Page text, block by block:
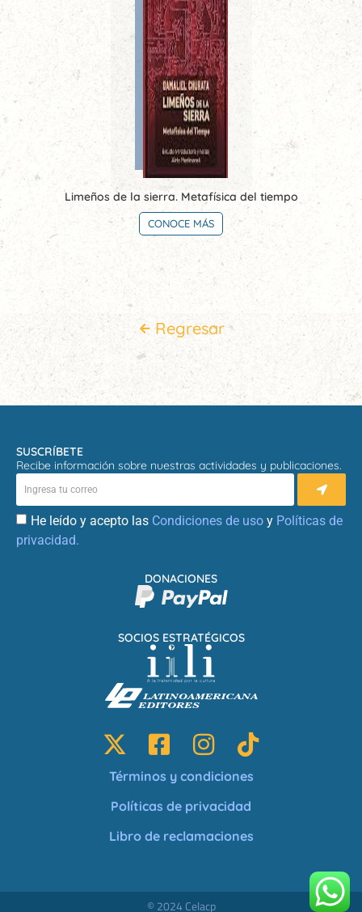
Limeños de la sierra. Metafísica del tiempo
CONOCE MÁS
Regresar
SUSCRÍBETE
Recibe información sobre nuestras actividades y publicaciones.
He leído y acepto las Condiciones de uso y Políticas de
privacidad.
SOCIOS ESTRATÉGICOS
DONACIONES
Términos y condiciones
Políticas de privacidad
Libro de reclamaciones
© 2024 Celacp